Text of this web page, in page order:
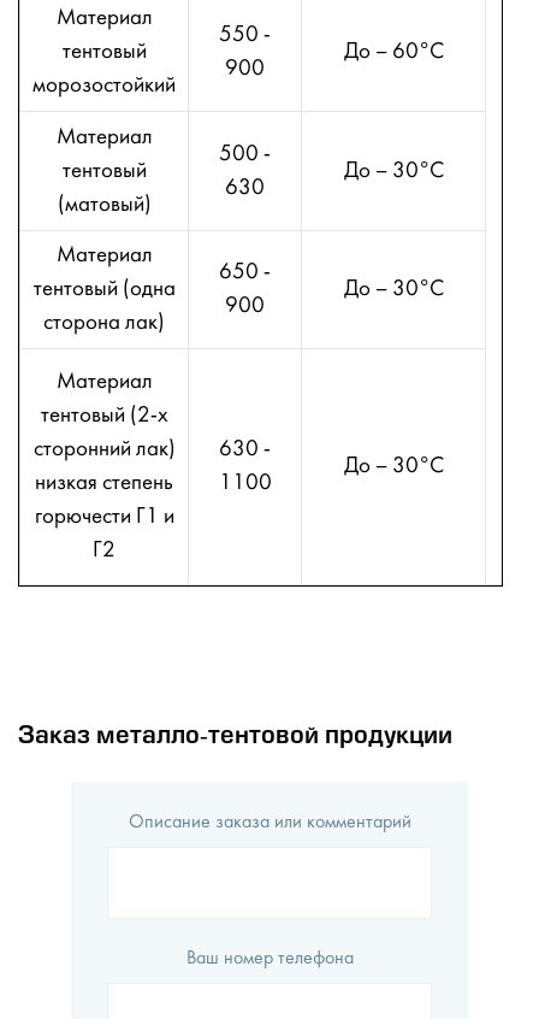
Материал
тентовый
морозостойкий
550 -
900
До – 60°С
Материал
тентовый
(матовый)
500 -
630
До – 30°С
Материал
тентовый (одна
сторона лак)
650 -
900
До – 30°С
Материал
тентовый (2-х
сторонний лак)
низкая степень
горючести Г1 и
Г2
630 -
1100
До – 30°С
Заказ металло-тентовой продукции
Описание заказа или комментарий
Ваш номер телефона